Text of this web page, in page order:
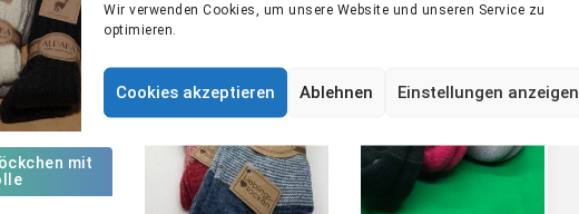
Wir verwenden Cookies, um unsere Website und unseren Service zu
optimieren.
Cookies akzeptieren Ablehnen Einstellungen anzeigen
mit